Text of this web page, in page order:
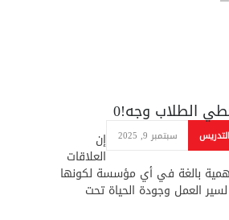
الطلاب وجه!0
سبتمبر 9, 2025 إن
العلاقات
أهمية بالغة في أي مؤسسة لكونها
العمل وجودة الحياة تحت